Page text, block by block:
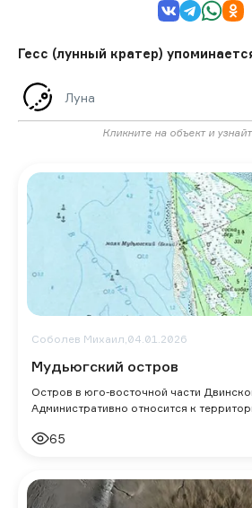
Гесс (лунный кратер)
Луна
Кликните на объект и
Соболев Михаил,04.01.2026
Мудьюгский остров
Остров в юго-восточной части
Административно относится к
65